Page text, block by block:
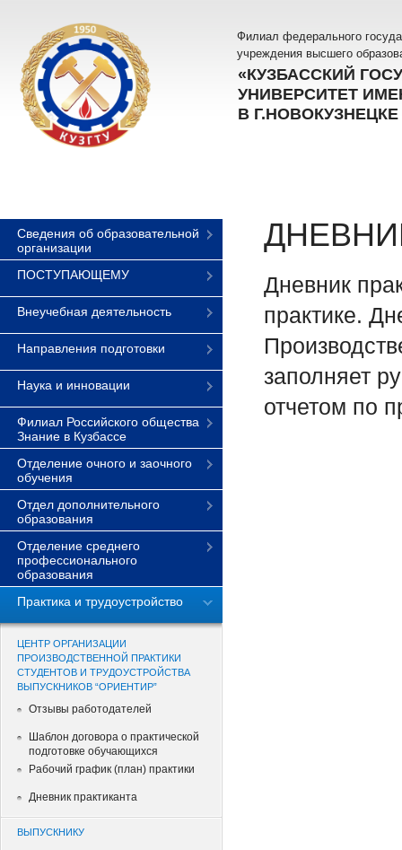
Филиал федерального
учреждения высшего
«КУЗБАССКИЙ
УНИВЕРСИТЕТ
В Г.НОВОКУЗНЕЦКЕ
Сведения об образовательной
организации
ПОСТУПАЮЩЕМУ
Внеучебная деятельность
Направления подготовки
Наука и инновации
Филиал Российского общества
Знание в Кузбассе
Отделение очного и заочного
обучения
Отдел дополнительного
образования
Отделение среднего
профессионального
образования
Практика и трудоустройство
ЦЕНТР ОРГАНИЗАЦИИ
ПРОИЗВОДСТВЕННОЙ ПРАКТИКИ
СТУДЕНТОВ И ТРУДОУСТРОЙСТВА
ВЫПУСКНИКОВ “ОРИЕНТИР”
Отзывы работодателей
Шаблон договора о практической
подготовке обучающихся
Рабочий график (план) практики
Дневник практиканта
ВЫПУСКНИКУ
Дневник
практике.
заполняет
отчетом по